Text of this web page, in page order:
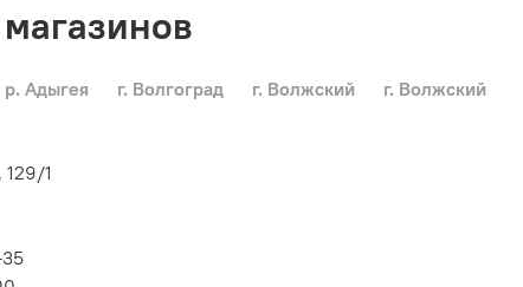
р. Адыгея г. Волгоград г. Волжский г. Волжский
129/1